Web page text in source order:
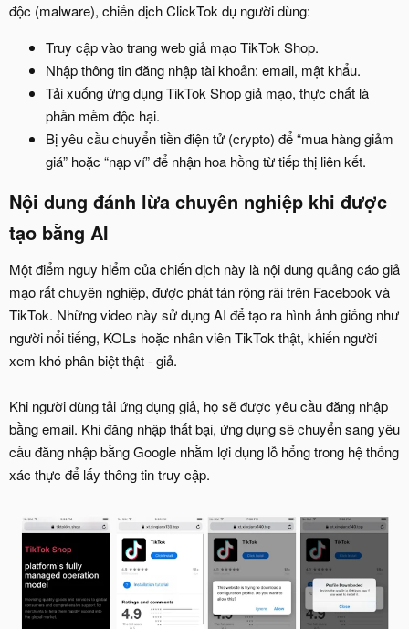
độc (malware), chiến dịch ClickTok dụ người dùng:
Truy cập vào trang web giả mạo TikTok Shop.
Nhập thông tin đăng nhập tài khoản: email, mật khẩu.
Tải xuống ứng dụng TikTok Shop giả mạo, thực chất là
phần mềm độc hại.
Bị yêu cầu chuyển tiền điện tử (crypto) để “mua hàng giảm
giá” hoặc “nạp ví” để nhận hoa hồng từ tiếp thị liên kết.
Nội dung đánh lừa chuyên nghiệp khi được
tạo bằng AI​
Một điểm nguy hiểm của chiến dịch này là nội dung quảng cáo giả
mạo rất chuyên nghiệp, được phát tán rộng rãi trên Facebook và
TikTok. Những video này sử dụng AI để tạo ra hình ảnh giống như
người nổi tiếng, KOLs hoặc nhân viên TikTok thật, khiến người
xem khó phân biệt thật - giả.
Khi người dùng tải ứng dụng giả, họ sẽ được yêu cầu đăng nhập
bằng email. Khi đăng nhập thất bại, ứng dụng sẽ chuyển sang yêu
cầu đăng nhập bằng Google nhằm lợi dụng lỗ hổng trong hệ thống
xác thực để lấy thông tin truy cập.